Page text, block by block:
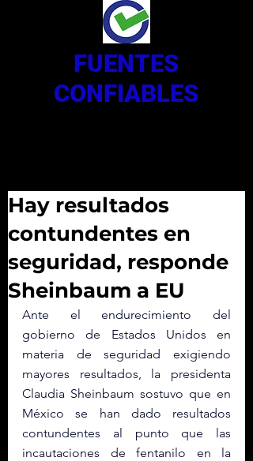
FUENTES
CONFIABLES
Hay resultados
contundentes en
seguridad, responde
Sheinbaum a EU
Ante el endurecimiento del
gobierno de Estados Unidos en
materia de seguridad exigiendo
mayores resultados, la presidenta
Claudia Sheinbaum sostuvo que en
México se han dado resultados
contundentes al punto que las
incautaciones de fentanilo en la